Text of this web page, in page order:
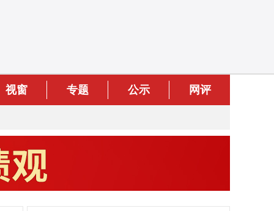
视窗 专题 公示 网评